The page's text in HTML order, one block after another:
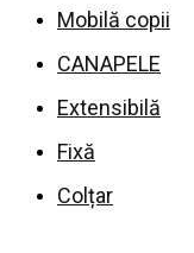
Mobilă copii
CANAPELE
Extensibilă
Fixă
Colțar